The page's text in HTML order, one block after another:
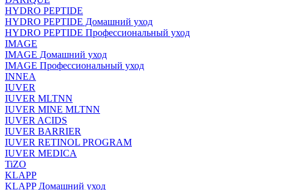
HYDRO PEPTIDE
HYDRO PEPTIDE Домашний уход
HYDRO PEPTIDE Профессиональный уход
IMAGE
IMAGE Домашний уход
IMAGE Профессиональный уход
INNEA
IUVER
IUVER MLTNN
IUVER MINE MLTNN
IUVER ACIDS
IUVER BARRIER
IUVER RETINOL PROGRAM
IUVER MEDICA
TiZO
KLAPP
KLAPP Домашний уход